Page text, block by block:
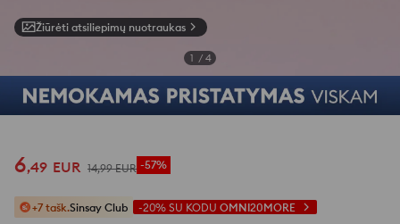
Žiūrėti atsiliepimų nuotraukas
1 / 4
6,49 EUR 14,99 EUR -57%
+7 tašk.Sinsay Club -20% SU KODU OMNI20MORE